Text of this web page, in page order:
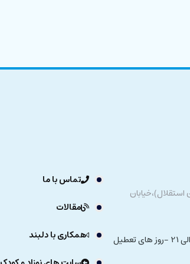
از شنبه تا پنج شنبه ساعت 10 الی 21 -روز های تعطیل
تماس با ما
مقالات
همکاری با دلبند